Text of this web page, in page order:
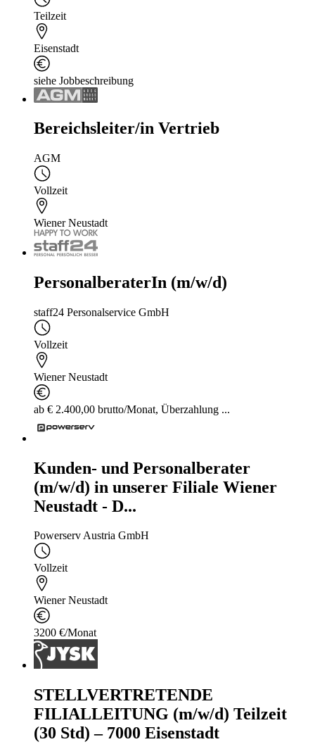
Teilzeit
Eisenstadt
siehe Jobbeschreibung
Bereichsleiter/in Vertrieb
AGM
Vollzeit
Wiener Neustadt
PersonalberaterIn (m/w/d)
staff24 Personalservice GmbH
Vollzeit
Wiener Neustadt
ab € 2.400,00 brutto/Monat, Überzahlung ...
Kunden- und Personalberater
(m/w/d) in unserer Filiale Wiener
Neustadt - D...
Powerserv Austria GmbH
Vollzeit
Wiener Neustadt
3200 €/Monat
STELLVERTRETENDE
FILIALLEITUNG (m/w/d) Teilzeit
(30 Std) – 7000 Eisenstadt